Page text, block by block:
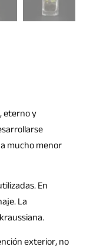
eterno y
mucho menor
En
La
exterior, no